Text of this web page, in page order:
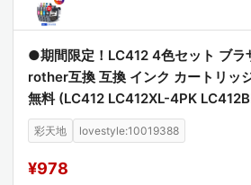
●期間限定！LC412 4色セット ブ
rother互換 互換 インク カートリッ
無料 (LC412 LC412XL-4PK
LC412Y LC412XLBK LC412XLC
MFC-J7100CDW MFC-J7300CDW)
彩天地 lovestyle:10019388
¥978